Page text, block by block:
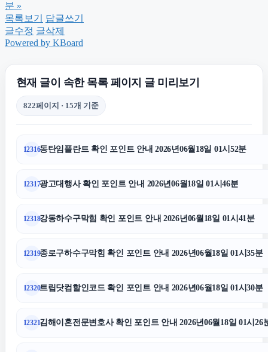
김포공항주차대행
수원학교폭력변호사
송파구하수구막힘
수원피부과
용인흥신소
분 »
목록보기
답글쓰기
글수정 글삭제
Powered by KBoard
현재 글이 속한 목록 페이지 글 미리보기
822페이지 · 15개 기준
12316동탄임플란트 확인 포인트 안내 2026년06월18일 01시52분
12317광고대행사 확인 포인트 안내 2026년06월18일 01시46분
12318강동하수구막힘 확인 포인트 안내 2026년06월18일 01시41분
12319종로구하수구막힘 확인 포인트 안내 2026년06월18일 01시35분
12320트립닷컴할인코드 확인 포인트 안내 2026년06월18일 01시30분
12321김해이혼전문변호사 확인 포인트 안내 2026년06월18일 01시26